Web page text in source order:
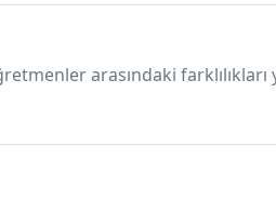
arasındaki